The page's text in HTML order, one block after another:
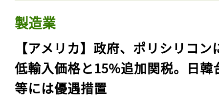
製造業
【アメリカ】政府、ポリシリコン
低輸入価格と15%追加関税。日韓
等には優遇措置